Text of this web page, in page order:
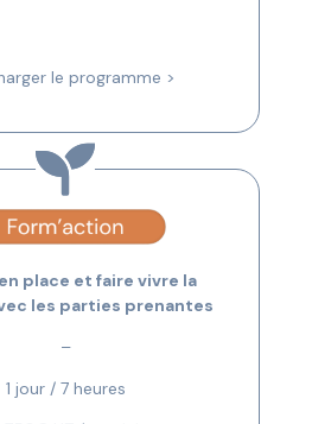
le programme >
place et faire vivre la
les parties prenantes
–
1 jour / 7 heures